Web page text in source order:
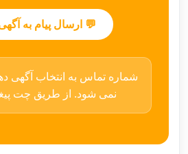
💬 ارسال پیام به
شماره تماس به انتخاب آگهی
نمی شود. از طریق چت